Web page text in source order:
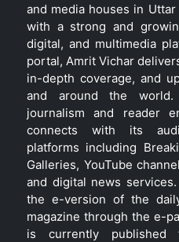
and media houses in
with a strong and
digital, and multimedia
portal, Amrit Vichar
in-depth coverage, and
and around the world.
journalism and reader
connects with its
platforms including
Galleries, YouTube
and digital news
the e-version of the
magazine through the e-
is currently published